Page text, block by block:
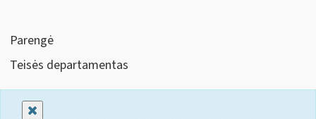
Parengė
Teisės departamentas